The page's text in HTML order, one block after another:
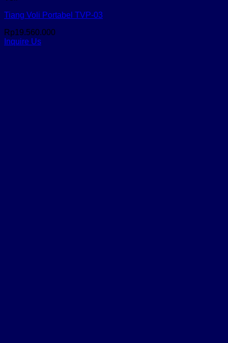
Tiang Voli Portabel TVP-03
Rp19.560.000
Inquire Us